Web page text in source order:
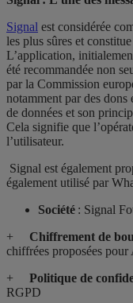
Signal est considérée
les plus sûres et
L’application,
été recommandée non
par la Commission
notamment par des dons
de données et son
Cela signifie que
l’utilisateur.
Signal est également
également utilisé par
Société : Signal
+ Chiffrement de
chiffrées proposées
+ Politique de
RGPD